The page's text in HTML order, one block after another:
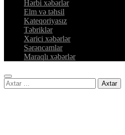
Hərbi xəbərlər
Elm və təhsil
Kateqoriyasız
Təbriklər
Xarici xəbərlər
Sərəncamlar
Maraqlı xəbərlər
Axtarış: